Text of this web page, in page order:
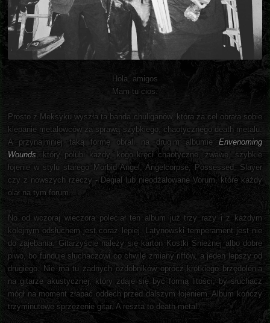
Hola, amigos
Mam tu cios.
Prosto z Meksyku wyszła ta banda chuliganów, która za cel obrała sobie
klepanie metalowców za sprawą szybkiego, chaotycznego death metalu.
A przynajmniej taką formę obrali na drugim albumie Envenoming
Wounds , który polubi każdy, kogo kręci chaotyczne, żwawe, szybkie
łojenie w stylu starego Morbid Angel, Angelcorpse, Possessed, Slayer
czy z nowszych rzeczy - Degial lub nieodżałowane Vorum, które każdy
olał na tym forum.
No od wczoraj wieczora poleciał ten album już trzy razy i z każdym
kolejnym odsłuchem jest coraz lepiej. Latynowski temperament jest nie
do zajebania. Gitarzyście należy się karton Kostki Śnieżnej albo dobre
piwo, bo funduje słuchaczowi co chwilę zmiany riffów, a jeden lepszy od
drugiego. Nie ma tu żadnych ozdobników oprócz krótkiego brzędolenia
na gitarze akustycznej, który zdaje się być formą litości, by słuchacz
mógł na moment złapać oddech przed dalszym łojeniem. Album kończy
trzyminutowe sprzężenie gitar. A reszta to death metal.